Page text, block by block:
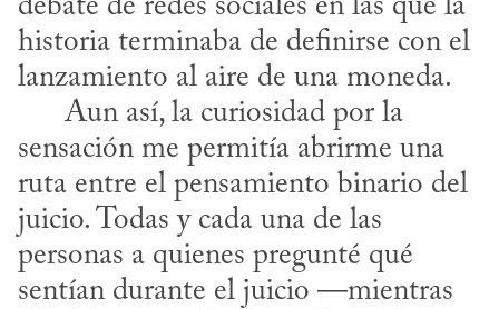
debate de redes sociales en las que la
historia terminaba de definirse con el
lanzamiento al aire de una moneda.
sensación me permitía abrirme una
ruta entre el pensamiento binario del
juicio. Todas y cada una de las
personas a quienes pregunté qué
sentían durante el juicio —mientras